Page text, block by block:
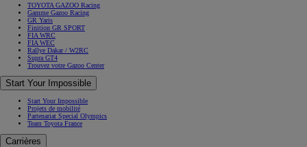
TOYOTA GAZOO Racing
Gamme Gazoo Racing
GR Yaris
Finition GR SPORT
FIA WRC
FIA WEC
Rallye Dakar / W2RC
Supra GT4
Trouvez votre Gazoo Center
Start Your Impossible
Start Your Impossible
Projets de mobilité
Partenariat Special Olympics
Team Toyota France
Carrières